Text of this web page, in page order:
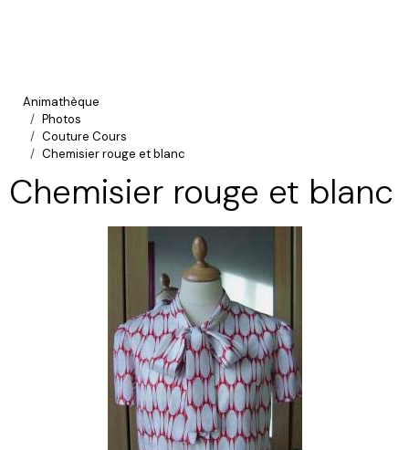
Animathèque
Photos
Couture Cours
Chemisier rouge et blanc
Chemisier rouge et blanc